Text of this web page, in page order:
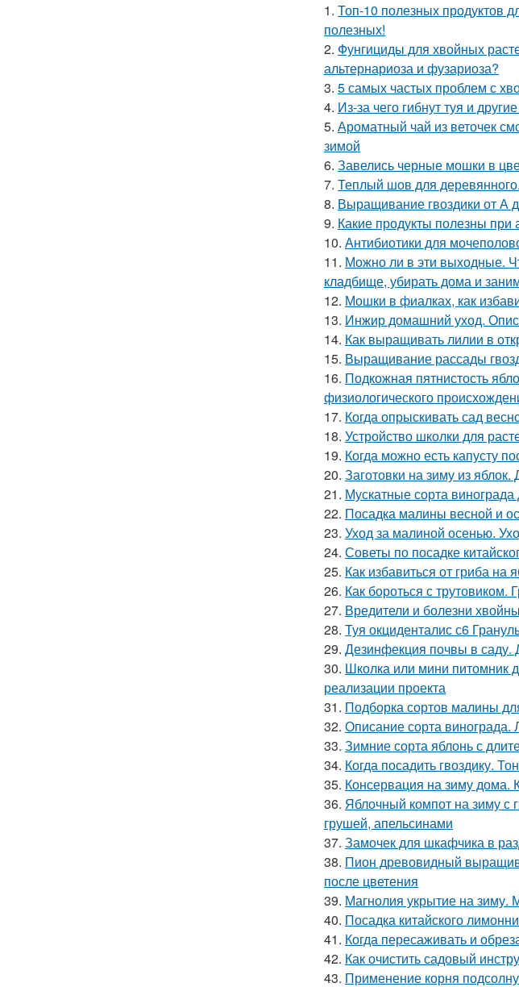
1. Топ-10 полезных продуктов
полезных!
2. Фунгициды для хвойных
альтернариоза и фузариоза?
3. 5 самых частых проблем с
4. Из-за чего гибнут туя и
5. Ароматный чай из веточек
зимой
6. Завелись черные мошки в
7. Теплый шов для
8. Выращивание гвоздики от А
9. Какие продукты полезны при
10. Антибиотики для
11. Можно ли в эти выходные.
кладбище, убирать дома и
12. Мошки в фиалках, как
13. Инжир домашний уход.
14. Как выращивать лилии в
15. Выращивание рассады
16. Подкожная пятнистость
физиологического
17. Когда опрыскивать сад
18. Устройство школки для
19. Когда можно есть капусту
20. Заготовки на зиму из
21. Мускатные сорта
22. Посадка малины весной и
23. Уход за малиной осенью.
24. Советы по посадке
25. Как избавиться от гриба
26. Как бороться с трутовиком.
27. Вредители и болезни
28. Туя окциденталис с6
29. Дезинфекция почвы в саду.
30. Школка или мини питомник
реализации проекта
31. Подборка сортов малины
32. Описание сорта винограда.
33. Зимние сорта яблонь с
34. Когда посадить гвоздику.
35. Консервация на зиму дома.
36. Яблочный компот на зиму с
грушей, апельсинами
37. Замочек для шкафчика в
38. Пион древовидный
после цветения
39. Магнолия укрытие на
40. Посадка китайского
41. Когда пересаживать и
42. Как очистить садовый
43. Применение корня